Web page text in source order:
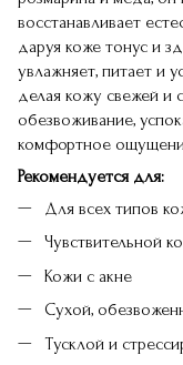
восстанавливает
даруя коже тонус и
увлажняет, питает и
делая кожу свежей
обезвоживание,
комфортное
Рекомендуется для:
Для всех типов
Чувствительной
Кожи с акне
Сухой,
Тусклой и